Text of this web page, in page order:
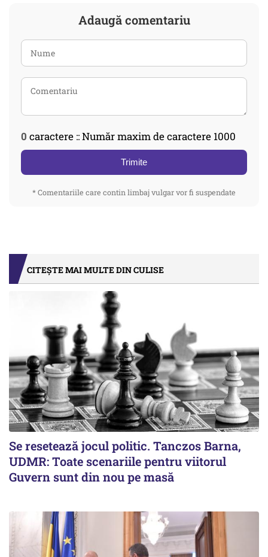
Adaugă comentariu
0 caractere :: Număr maxim de caractere 1000
Trimite
* Comentariile care contin limbaj vulgar vor fi suspendate
CITEȘTE MAI MULTE DIN CULISE
Se resetează jocul politic. Tanczos Barna,
UDMR: Toate scenariile pentru viitorul
Guvern sunt din nou pe masă